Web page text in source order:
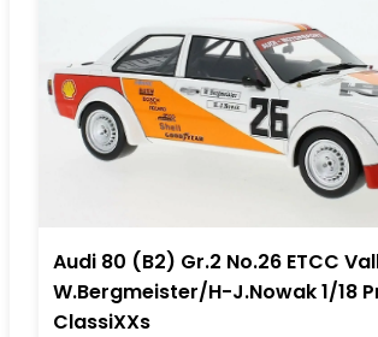
Audi 80 (B2) Gr.2 No.26 ETCC
W.Bergmeister/H-J.Nowak 1/18
ClassiXXs